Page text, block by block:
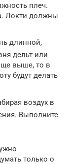
плеч.
Локти должны
длинной,
дельт или
выше, то в
будут делать
воздух в
Выполните
только о